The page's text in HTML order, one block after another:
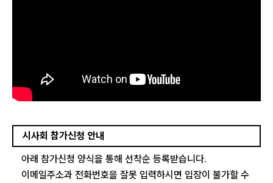
시사회 참가신청 안내
아래 참가신청 양식을 통해 선착순 등록받습니다.
이메일주소과 전화번호을 잘못 입력하시면 입장이 불가할 수